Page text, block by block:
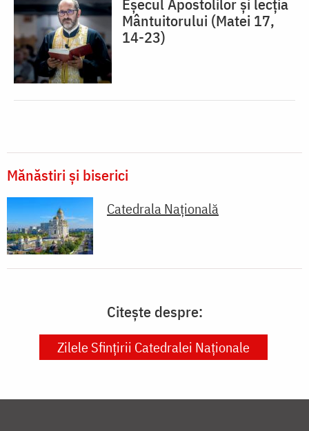
Mântuitorului (Matei 17,
14-23)
Mănăstiri și biserici
Catedrala Națională
Citește despre:
Zilele Sfințirii Catedralei Naționale